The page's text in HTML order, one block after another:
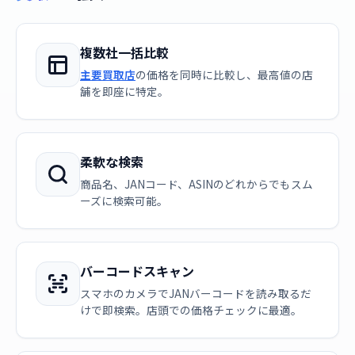
複数社一括比較
主要買取店の価格を同時に比較し、最高値の店
舗を即座に特定。
柔軟な検索
商品名、JANコード、ASINのどれからでもスム
ーズに検索可能。
バーコードスキャン
スマホのカメラでJANバーコードを読み取るだ
けで即検索。店頭での価格チェックに最適。